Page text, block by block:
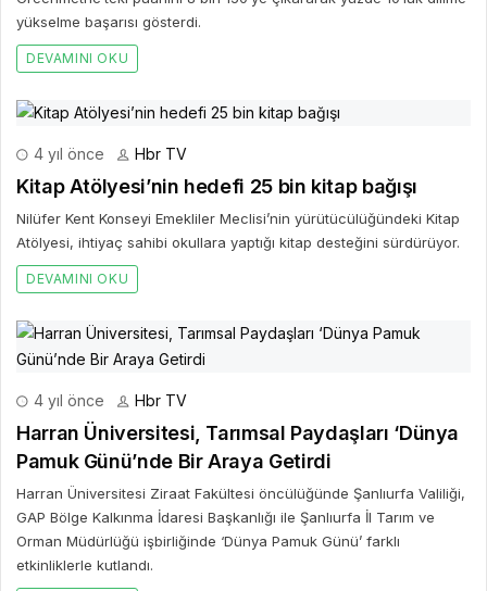
yükselme başarısı gösterdi.
DEVAMINI OKU
4 yıl önce Hbr TV
Kitap Atölyesi’nin hedefi 25 bin kitap bağışı
Nilüfer Kent Konseyi Emekliler Meclisi’nin yürütücülüğündeki Kitap
Atölyesi, ihtiyaç sahibi okullara yaptığı kitap desteğini sürdürüyor.
DEVAMINI OKU
4 yıl önce Hbr TV
Harran Üniversitesi, Tarımsal Paydaşları ‘Dünya
Pamuk Günü’nde Bir Araya Getirdi
Harran Üniversitesi Ziraat Fakültesi öncülüğünde Şanlıurfa Valiliği,
GAP Bölge Kalkınma İdaresi Başkanlığı ile Şanlıurfa İl Tarım ve
Orman Müdürlüğü işbirliğinde ‘Dünya Pamuk Günü’ farklı
etkinliklerle kutlandı.